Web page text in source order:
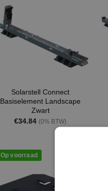
Solarstell Connect
Basiselement Landscape
Zwart
€34.84 (0% BTW)
Op voorraad